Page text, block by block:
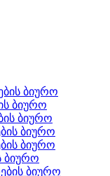
ბიურო
ბიურო
ბიურო
ბიურო
ბიურო
ბიურო
ბიურო